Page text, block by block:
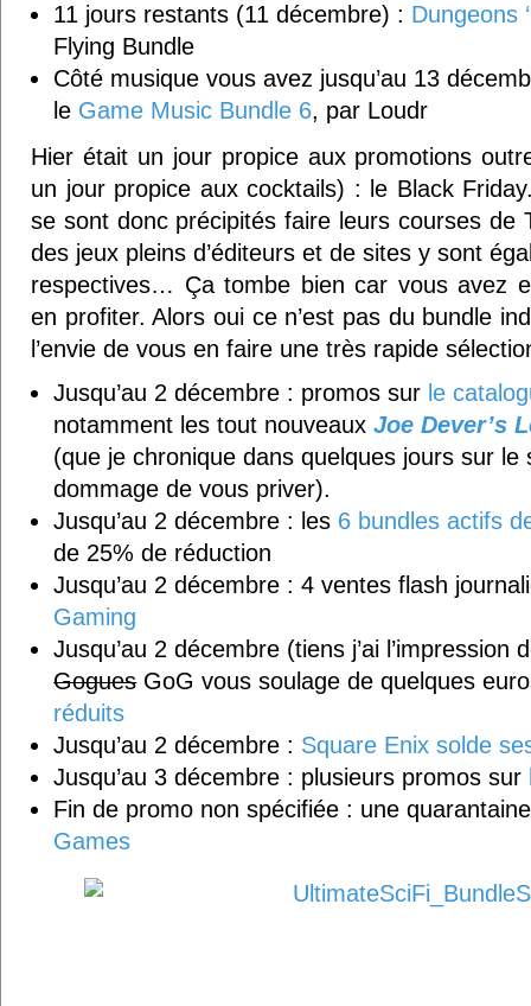
11 jours restants (11 décembre) : Dungeons
Flying Bundle
Côté musique vous avez jusqu’au 13
le Game Music Bundle 6, par Loudr
Hier était un jour propice aux promotions
un jour propice aux cocktails) : le Black
se sont donc précipités faire leurs courses de
des jeux pleins d’éditeurs et de sites y sont
respectives… Ça tombe bien car vous avez
en profiter. Alors oui ce n’est pas du bundle
l’envie de vous en faire une très rapide
Jusqu’au 2 décembre : promos sur le
notamment les tout nouveauxJoe Dever’s
(que je chronique dans quelques jours sur
dommage de vous priver).
Jusqu’au 2 décembre : les 6 bundles actifs
de 25% de réduction
Jusqu’au 2 décembre : 4 ventes flash
Gaming
Jusqu’au 2 décembre (tiens j’ai l’impression
GoguesGoG vous soulage de quelques
réduits
Jusqu’au 2 décembre : Square Enix solde
Jusqu’au 3 décembre : plusieurs promos sur
Fin de promo non spécifiée : une
Games